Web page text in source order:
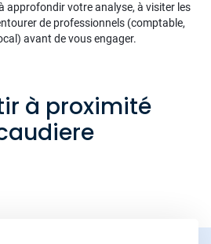
approfondir votre analyse, à visiter les
de professionnels (comptable,
avant de vous engager.
à proximité